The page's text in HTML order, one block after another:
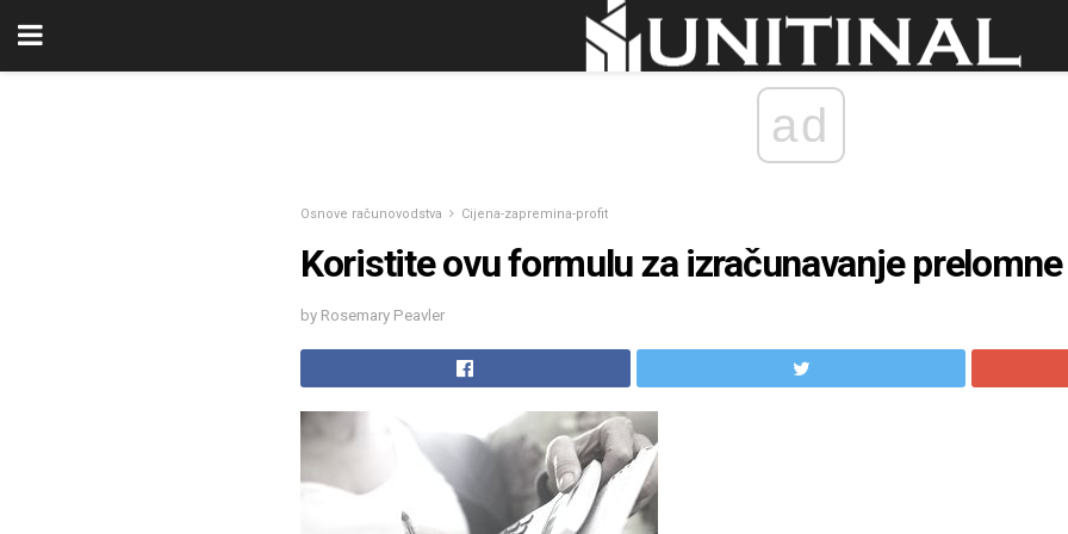
ad
Osnove računovodstva Cijena-zapremina-profit
Koristite ovu formulu za izračunavanje
by Rosemary Peavler